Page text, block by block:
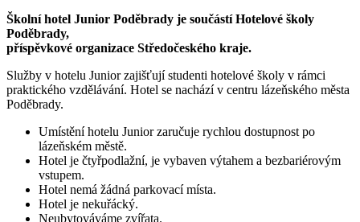
Školní hotel Junior Poděbrady je součástí Hotelové školy
Poděbrady,
příspěvkové organizace Středočeského kraje.
Služby v hotelu Junior zajišťují studenti hotelové školy v rámci
praktického vzdělávání. Hotel se nachází v centru lázeňského města
Poděbrady.
Umístění hotelu Junior zaručuje rychlou dostupnost po
lázeňském městě.
Hotel je čtyřpodlažní, je vybaven výtahem a bezbariérovým
vstupem.
Hotel nemá žádná parkovací místa.
Hotel je nekuřácký.
Neubytováváme zvířata.